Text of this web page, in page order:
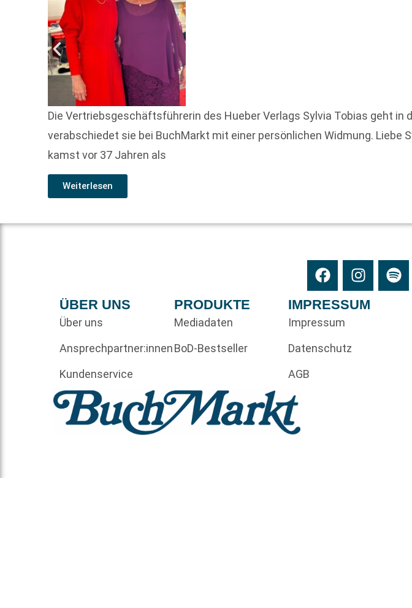
Die Vertriebsgeschäftsführerin des Hueber Verlags Sylvia Tobias geht in
verabschiedet sie bei BuchMarkt mit einer persönlichen Widmung. Liebe
kamst vor 37 Jahren als
Weiterlesen
ÜBER UNS
Über uns
Ansprechpartner:innen
Kundenservice
PRODUKTE
Mediadaten
BoD-Bestseller
IMPRESSUM
Impressum
Datenschutz
AGB